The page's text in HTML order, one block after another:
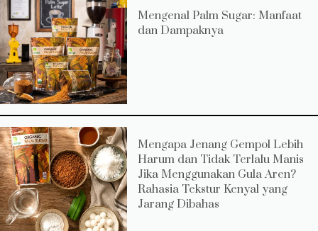
Mengenal Palm Sugar: Manfaat
dan Dampaknya
Mengapa Jenang Gempol Lebih
Harum dan Tidak Terlalu Manis
Jika Menggunakan Gula Aren?
Rahasia Tekstur Kenyal yang
Jarang Dibahas